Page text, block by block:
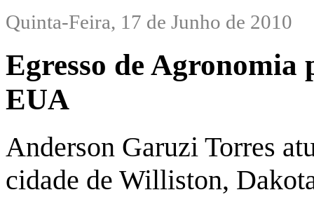
Quinta-Feira, 17 de Junho de 2010
Egresso de Agronomia
EUA
Anderson Garuzi Torres
cidade de Williston,